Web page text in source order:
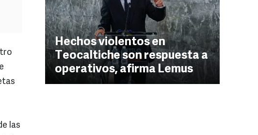
Hechos violentos en
Teocaltiche son respuesta a
operativos, afirma Lemus
las